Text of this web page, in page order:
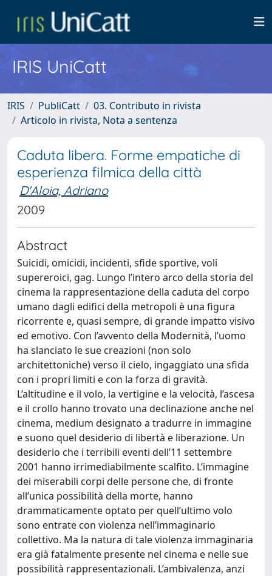
IRIS UniCatt
IRIS PubliCatt
03. Contributo in rivista
Articolo in rivista, Nota a sentenza
Caduta libera. Forme empatiche di
esperienza filmica della città
D'Aloia, Adriano
2009
Abstract
Suicidi, omicidi, incidenti, sfide sportive, voli
supereroici, gag. Lungo l’intero arco della storia del
cinema la rappresentazione della caduta del corpo
umano dagli edifici della metropoli è una figura
ricorrente e, quasi sempre, di grande impatto visivo
ed emotivo. Con l’avvento della Modernità, l’uomo
ha slanciato le sue creazioni (non solo
architettoniche) verso il cielo, ingaggiato una sfida
con i propri limiti e con la forza di gravità.
L’altitudine e il volo, la vertigine e la velocità, l’ascesa
e il crollo hanno trovato una declinazione anche nel
cinema, medium designato a tradurre in immagine
e suono quel desiderio di libertà e liberazione. Un
desiderio che i terribili eventi dell’11 settembre
2001 hanno irrimediabilmente scalfito. L’immagine
dei miserabili corpi delle persone che, di fronte
all’unica possibilità della morte, hanno
drammaticamente optato per quell’ultimo volo
sono entrate con violenza nell’immaginario
collettivo. Ma la natura di tale violenza immaginaria
era già fatalmente presente nel cinema e nelle sue
possibilità rappresentazionali. L’ambivalenza, anzi